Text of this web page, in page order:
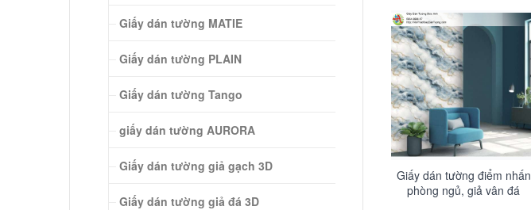
Giấy dán tường MATIE
Giấy dán tường PLAIN
Giấy dán tường Tango
giấy dán tường AURORA
Giấy dán tường giả gạch 3D
Giấy dán tường giả đá 3D
Giấy dán tường điểm nhấn
phòng ngủ, giả vân đá